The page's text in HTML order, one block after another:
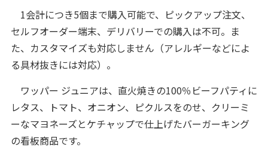
1会計につき5個まで購入可能で、ピックアップ注文、
セルフオーダー端末、デリバリーでの購入は不可。ま
た、カスタマイズも対応しません（アレルギーなどによ
る具材抜きには対応）。
ワッパー ジュニアは、直火焼きの100％ビーフパティに
レタス、トマト、オニオン、ピクルスをのせ、クリーミ
ーなマヨネーズとケチャップで仕上げたバーガーキング
の看板商品です。